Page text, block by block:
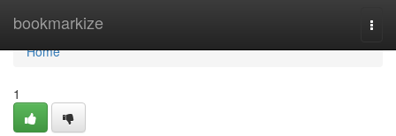
bookmarkize
Home
Home
1